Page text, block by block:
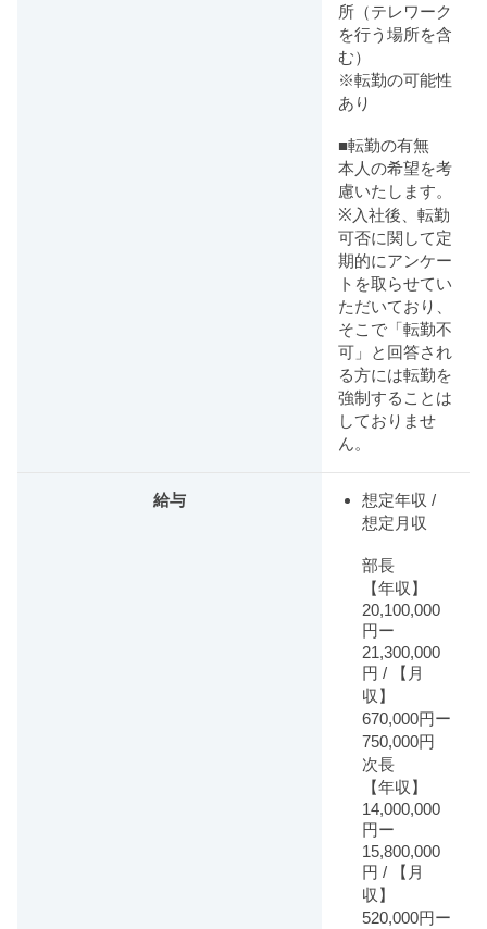
所（テレワーク
を行う場所を含
む）
※転勤の可能性
あり
■転勤の有無
本人の希望を考
慮いたします。
※入社後、転勤
可否に関して定
期的にアンケー
トを取らせてい
ただいており、
そこで「転勤不
可」と回答され
る方には転勤を
強制することは
しておりませ
ん。
給与
想定年収 /
想定月収
部長
【年収】
20,100,000
円ー
21,300,000
円 / 【月
収】
670,000円ー
750,000円
次長
【年収】
14,000,000
円ー
15,800,000
円 / 【月
収】
520,000円ー